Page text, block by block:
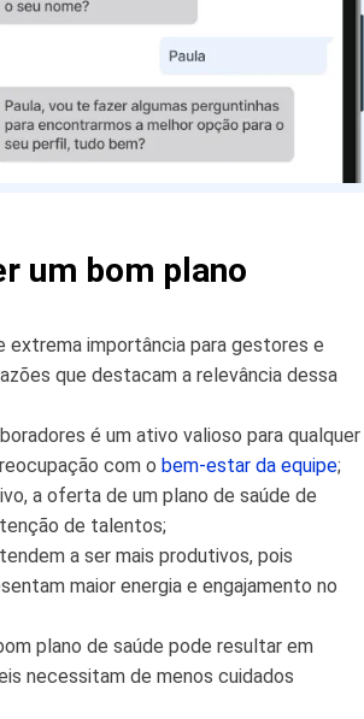
um bom plano
extrema importância para gestores e
que destacam a relevância dessa
é um ativo valioso para qualquer
com o bem-estar da equipe;
a oferta de um plano de saúde de
de talentos;
a ser mais produtivos, pois
maior energia e engajamento no
plano de saúde pode resultar em
necessitam de menos cuidados